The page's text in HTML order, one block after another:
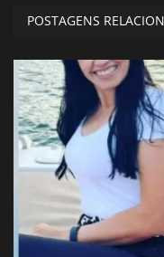
POSTAGENS